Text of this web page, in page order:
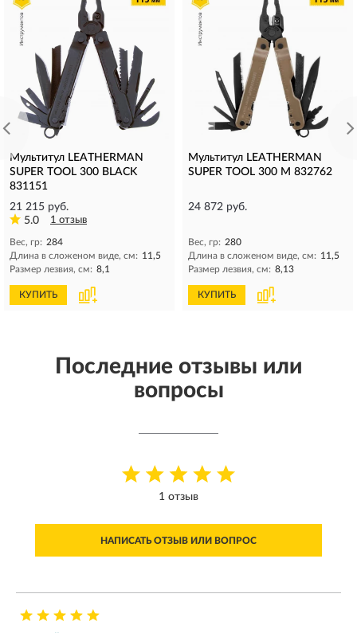
Мультитул LEATHERMAN
SUPER TOOL 300 BLACK
831151
21 215 руб.
5.0
1 отзыв
Вес, гр: 284
Длина в сложеном виде, см: 11,5
Размер лезвия, см: 8,1
КУПИТЬ
Мультитул LEATHERMAN
SUPER TOOL 300 M 832762
24 872 руб.
Вес, гр: 280
Длина в сложеном виде, см: 11,5
Размер лезвия, см: 8,13
КУПИТЬ
Последние отзывы или
вопросы
1 отзыв
НАПИСАТЬ ОТЗЫВ ИЛИ ВОПРОС